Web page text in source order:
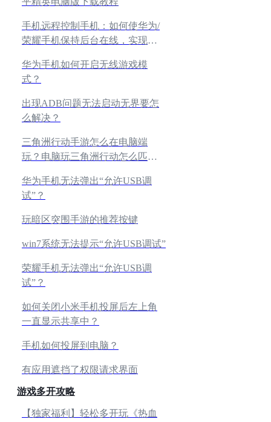
手机远程控制手机：如何使华为/
荣耀手机保持后台在线，实现一
华为手机如何开启无线游戏模
式？
出现ADB问题无法启动无界要怎
么解决？
三角洲行动手游怎么在电脑端
玩？电脑玩三角洲行动怎么匹配
华为手机无法弹出“允许USB调
试”？
玩暗区突围手游的推荐按键
win7系统无法提示“允许USB调试”
荣耀手机无法弹出“允许USB调
试”？
如何关闭小米手机投屏后左上角
一直显示共享中？
手机如何投屏到电脑？
有应用遮挡了权限请求界面
游戏多开攻略
【独家福利】轻松多开玩《热血